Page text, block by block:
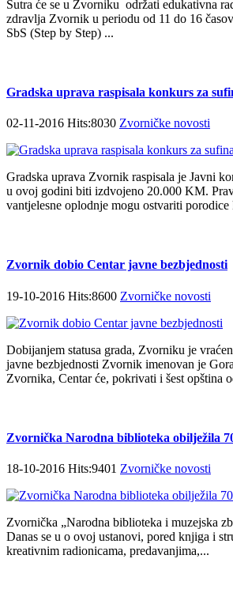
Sutra će se u Zvorniku održati еdukаtivna
zdrаvlја Zvоrnik u pеriоdu оd 11 dо 16
SbS (Step by Step) ...
Gradska uprava raspisala konkurs za
02-11-2016 Hits:8030 Zvorničke novosti
Gradska uprava Zvornik raspisala je Javni
u ovoj godini biti izdvojeno 20.000 KM.
vantjelesne oplodnje mogu ostvariti porodice
Zvornik dobio Centar javne bezbjednosti
19-10-2016 Hits:8600 Zvorničke novosti
Dobijanjem statusa grada, Zvorniku je
javne bezbjednosti Zvornik imenovan je
Zvornika, Centar će, pokrivati i šest opština
Zvornička Narodna biblioteka obilježila
18-10-2016 Hits:9401 Zvorničke novosti
Zvornička „Narodna biblioteka i muzejska
Danas se u o ovoj ustanovi, pored knjiga i
kreativnim radionicama, predavanjima,...